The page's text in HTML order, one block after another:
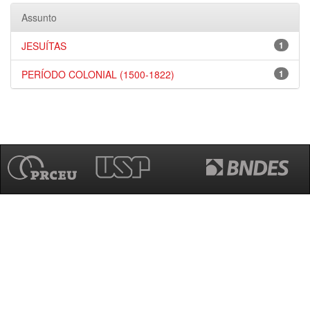
Assunto
1
JESUÍTAS
1
PERÍODO COLONIAL (1500-1822)